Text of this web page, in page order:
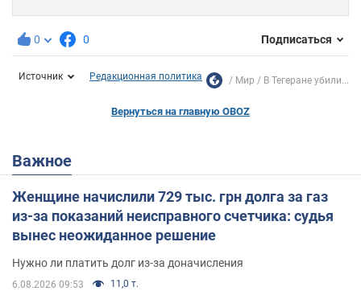
0 0 Подписаться
Источник Редакционная политика Мир В Тегеране убили...
Вернуться на главную OBOZ
Важное
Женщине начислили 729 тыс. грн долга за газ
из-за показаний неисправного счетчика: судья
вынес неожиданное решение
Нужно ли платить долг из-за доначисления
6.08.2026 09:53 11,0 т.